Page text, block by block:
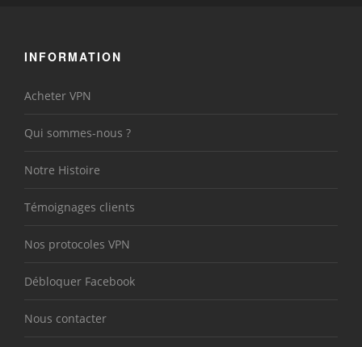
INFORMATION
Acheter VPN
Qui sommes-nous ?
Notre Histoire
Témoignages clients
Nos protocoles VPN
Débloquer Facebook
Nous contacter